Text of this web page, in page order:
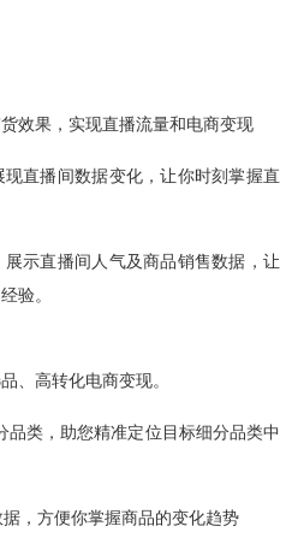
效果，实现直播流量和电商变现
直播间数据变化，让你时刻掌握直
示直播间人气及商品销售数据，让
验。
、高转化电商变现。
类，助您精准定位目标细分品类中
，方便你掌握商品的变化趋势